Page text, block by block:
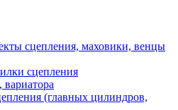
сцепления, маховики, венцы
сцепления
(главных цилиндров,